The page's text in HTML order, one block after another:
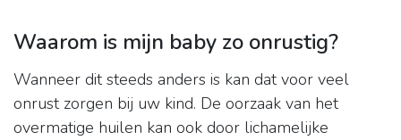
Waarom is mijn baby zo onrustig?
Wanneer dit steeds anders is kan dat voor veel
onrust zorgen bij uw kind. De oorzaak van het
overmatige huilen kan ook door lichamelijke